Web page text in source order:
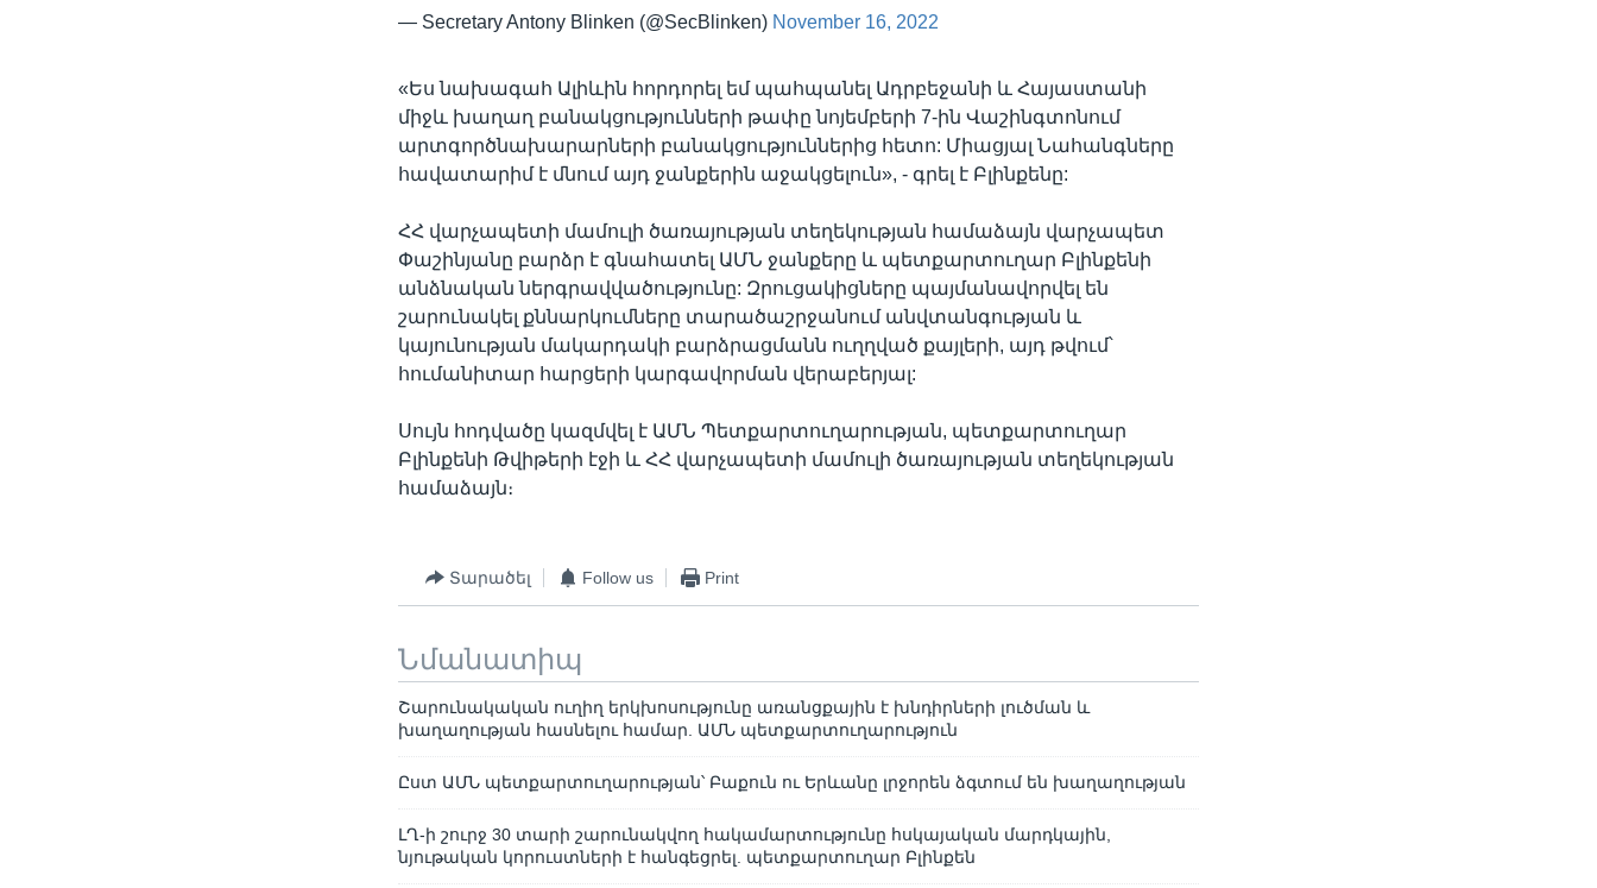
— Secretary Antony Blinken (@SecBlinken) November 16, 2022
«Ես նախագահ Ալիևին հորդորել եմ պահպանել Ադրբեջանի և Հայաստանի
միջև խաղաղ բանակցությունների թափը նոյեմբերի 7-ին Վաշինգտոնում
արտգործնախարարների բանակցություններից հետո: Միացյալ Նահանգները
հավատարիմ է մնում այդ ջանքերին աջակցելուն», - գրել է Բլինքենը:
ՀՀ վարչապետի մամուլի ծառայության տեղեկության համաձայն վարչապետ
Փաշինյանը բարձր է գնահատել ԱՄՆ ջանքերը և պետքարտուղար Բլինքենի
անձնական ներգրավվածությունը: Զրուցակիցները պայմանավորվել են
շարունակել քննարկումները տարածաշրջանում անվտանգության և
կայունության մակարդակի բարձրացմանն ուղղված քայլերի, այդ թվում՝
հումանիտար հարցերի կարգավորման վերաբերյալ:
Սույն հոդվածը կազմվել է ԱՄՆ Պետքարտուղարության, պետքարտուղար
Բլինքենի Թվիթերի էջի և ՀՀ վարչապետի մամուլի ծառայության տեղեկության
համաձայն։
Տարածել Follow us Print
Նմանատիպ
Շարունակական ուղիղ երկխոսությունը առանցքային է խնդիրների լուծման և
խաղաղության հասնելու համար. ԱՄՆ պետքարտուղարություն
Ըստ ԱՄՆ պետքարտուղարության՝ Բաքուն ու Երևանը լրջորեն ձգտում են խաղաղության
ԼՂ-ի շուրջ 30 տարի շարունակվող հակամարտությունը հսկայական մարդկային,
նյութական կորուստների է հանգեցրել. պետքարտուղար Բլինքեն